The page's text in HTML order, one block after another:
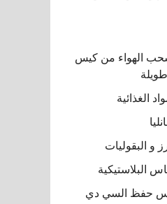
الهواء من كيس
الغذائية
و البقوليات
البلاستيكية
حفظ السي دي